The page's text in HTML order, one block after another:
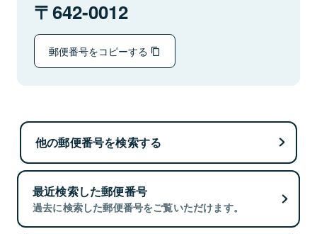
642-0012
郵便番号をコピーする
他の郵便番号を検索する
最近検索した郵便番号
過去に検索した郵便番号をご覧いただけます。